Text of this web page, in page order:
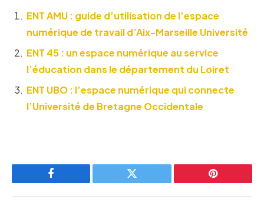
ENT AMU : guide d’utilisation de l’espace
numérique de travail d’Aix-Marseille Université
ENT 45 : un espace numérique au service
l’éducation dans le département du Loiret
ENT UBO : l’espace numérique qui connecte
l’Université de Bretagne Occidentale
Facebook Twitter Pinterest